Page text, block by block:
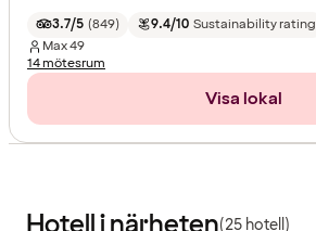
3.7/5 (849) 9.4/10 Sustainability rating
Max49
14 mötesrum
Visa lokal
(25 hotell)